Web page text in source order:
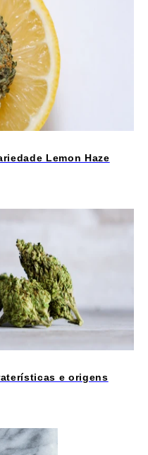
Lemon Haze
e origens